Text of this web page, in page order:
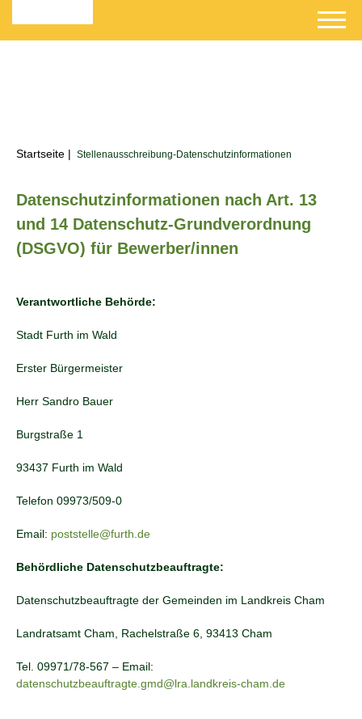
Startseite | Stellenausschreibung-Datenschutzinformationen
Datenschutzinformationen nach Art. 13
und 14 Datenschutz-Grundverordnung
(DSGVO) für Bewerber/innen
Verantwortliche Behörde:
Stadt Furth im Wald
Erster Bürgermeister
Herr Sandro Bauer
Burgstraße 1
93437 Furth im Wald
Telefon 09973/509-0
Email: poststelle@furth.de
Behördliche Datenschutzbeauftragte:
Datenschutzbeauftragte der Gemeinden im Landkreis Cham
Landratsamt Cham, Rachelstraße 6, 93413 Cham
Tel. 09971/78-567 – Email:
datenschutzbeauftragte.gmd@lra.landkreis-cham.de